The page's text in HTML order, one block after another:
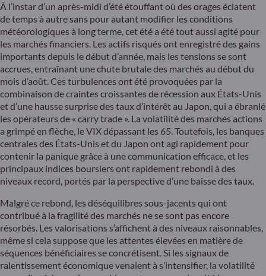
À l’instar d’un après-midi d’été étouffant où des orages éclatent
de temps à autre sans pour autant modifier les conditions
météorologiques à long terme, cet été a été tout aussi agité pour
les marchés financiers. Les actifs risqués ont enregistré des gains
importants depuis le début d’année, mais les tensions se sont
accrues, entraînant une chute brutale des marchés au début du
mois d’août. Ces turbulences ont été provoquées par la
combinaison de craintes croissantes de récession aux États-Unis
et d’une hausse surprise des taux d’intérêt au Japon, qui a ébranlé
les opérateurs de « carry trade ». La volatilité des marchés actions
a grimpé en flèche, le VIX dépassant les 65. Toutefois, les banques
centrales des États-Unis et du Japon ont agi rapidement pour
contenir la panique grâce à une communication efficace, et les
principaux indices boursiers ont rapidement rebondi à des
niveaux record, portés par la perspective d’une baisse des taux.
Malgré ce rebond, les déséquilibres sous-jacents qui ont
contribué à la fragilité des marchés ne se sont pas encore
résorbés. Les valorisations s’affichent à des niveaux raisonnables,
même si cela suppose que les attentes élevées en matière de
séquences bénéficiaires se concrétisent. Si les signaux de
ralentissement économique venaient à s’intensifier, la volatilité